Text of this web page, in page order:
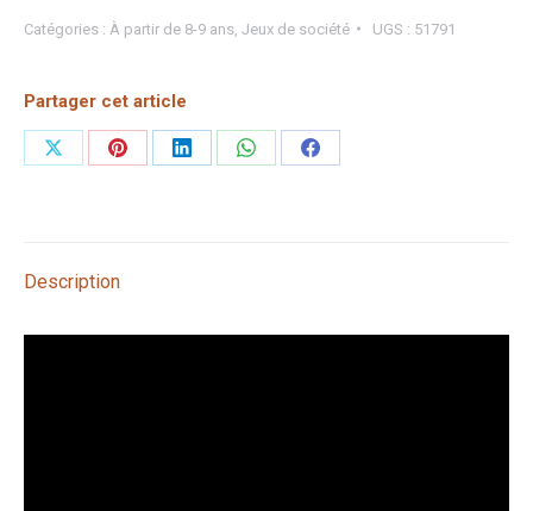
Catégories : À partir de 8-9 ans Jeux de société UGS : 51791
Partager cet article
PartagerPartagerPartagerPartagerPartager
Description